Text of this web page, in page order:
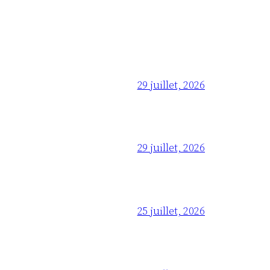
29 juillet, 2026
29 juillet, 2026
25 juillet, 2026